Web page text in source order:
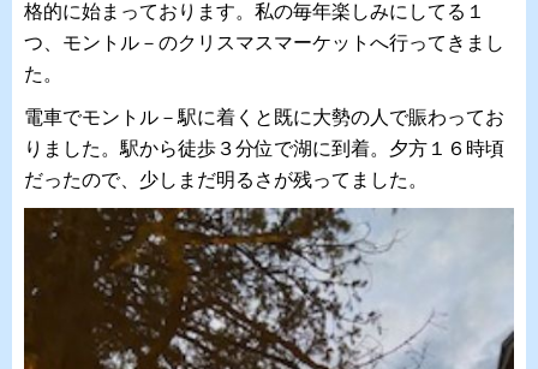
格的に始まっております。私の毎年楽しみにしてる１
つ、モントル－のクリスマスマーケットへ行ってきまし
た。
電車でモントル－駅に着くと既に大勢の人で賑わってお
りました。駅から徒歩３分位で湖に到着。夕方１６時頃
だったので、少しまだ明るさが残ってました。